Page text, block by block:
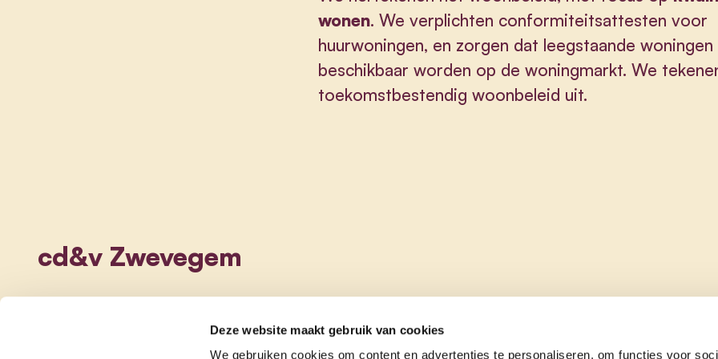
Deze website maakt gebruik van cookies
We gebruiken cookies om content en advertenties te personaliseren, om functies voor
wonen. We verplichten conformiteitsattesten voor
huurwoningen, en zorgen dat leegstaande woningen
beschikbaar worden op de woningmarkt. We
toekomstbestendig woonbeleid uit.
cd&v Zwevegem